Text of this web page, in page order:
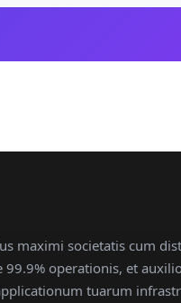
maximi societatis cum
99.9% operationis, et
tuarum